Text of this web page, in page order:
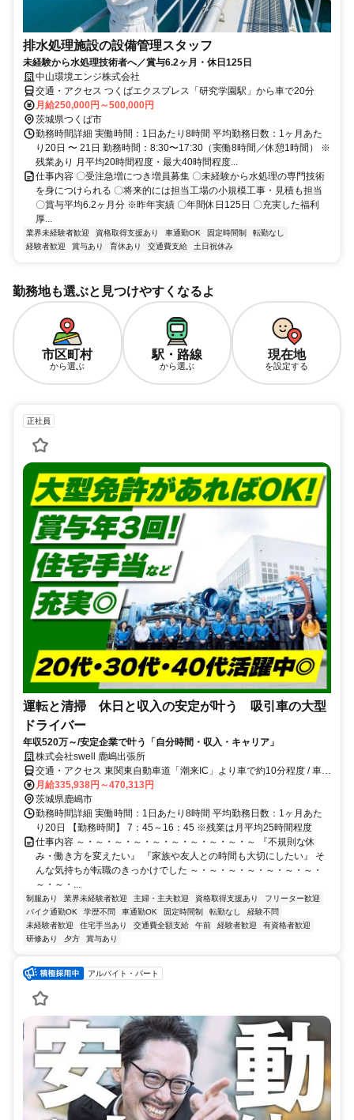
排水処理施設の設備管理スタッフ
未経験から水処理技術者へ／賞与6.2ヶ月・休日125日
中山環境エンジ株式会社
交通・アクセス つくばエクスプレス「研究学園駅」から車で20分
月給250,000円～500,000円
茨城県つくば市
勤務時間詳細 実働時間：1日あたり8時間 平均勤務日数：1ヶ月あた
り20日 〜 21日 勤務時間：8:30〜17:30（実働8時間／休憩1時間） ※
残業あり 月平均20時間程度・最大40時間程度...
仕事内容 〇受注急増につき増員募集 〇未経験から水処理の専門技術
を身につけられる 〇将来的には担当工場の小規模工事・見積も担当
〇賞与平均6.2ヶ月分 ※昨年実績 〇年間休日125日 〇充実した福利
厚...
業界未経験者歓迎 資格取得支援あり 車通勤OK 固定時間制
転勤なし
経験者歓迎
賞与あり 育休あり 交通費支給 土日祝休み
勤務地も選ぶと見つけやすくなるよ
市区町村
から選ぶ
駅・路線
から選ぶ
現在地
を設定する
正社員
運転と清掃 休日と収入の安定が叶う 吸引車の大型
ドライバー
年収520万～/安定企業で叶う「自分時間・収入・キャリア」
株式会社swell 鹿嶋出張所
交通・アクセス 東関東自動車道「潮来IC」より車で約10分程度 / 車通
勤・バイク通勤可
月給335,938円～470,313円
茨城県鹿嶋市
勤務時間詳細 実働時間：1日あたり8時間 平均勤務日数：1ヶ月あた
り20日 【勤務時間】 7：45～16：45 ※残業は月平均25時間程度
仕事内容 ～・～・～・～・～・～・～・～・～・～ 『不規則な休
み・働き方を変えたい』 『家族や友人との時間も大切にしたい』 そ
んな気持ちが転職のきっかけでした ～・～・～・～・～・～・～・
～・～・...
制服あり 業界未経験者歓迎 主婦・主夫歓迎 資格取得支援あり
フリーター歓迎
バイク通勤OK
学歴不問 車通勤OK 固定時間制 転勤なし
経験不問
未経験者歓迎
住宅手当あり 交通費全額支給 午前 経験者歓迎
有資格者歓迎
研修あり
夕方 賞与あり
アルバイト・パート